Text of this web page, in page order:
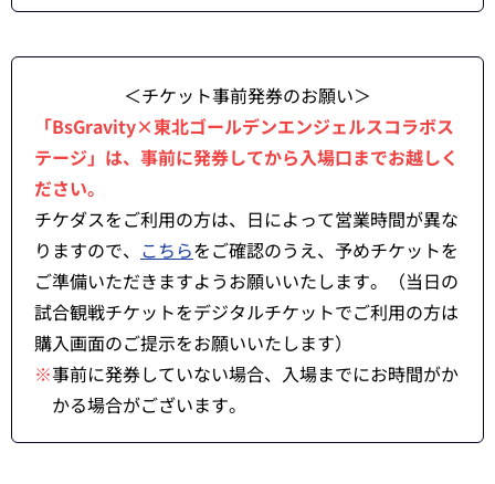
＜チケット事前発券のお願い＞
「BsGravity×東北ゴールデンエンジェルスコラボス
テージ」は、事前に発券してから入場口までお越しく
ださい。
チケダスをご利用の方は、日によって営業時間が異な
りますので、 こちらをご確認のうえ、予めチケットを
ご準備いただきますようお願いいたします。（当日の
試合観戦チケットをデジタルチケットでご利用の方は
購入画面のご提示をお願いいたします）
※事前に発券していない場合、入場までにお時間がか
かる場合がございます。